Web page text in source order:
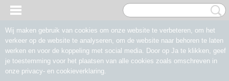
Wij maken gebruik van cookies om onze website te verbeteren, om het
verkeer op de website te analyseren, om de website naar behoren te laten
werken en voor de koppeling met social media. Door op Ja te klikken, geef
je toestemming voor het plaatsen van alle cookies zoals omschreven in
onze privacy- en cookieverklaring.